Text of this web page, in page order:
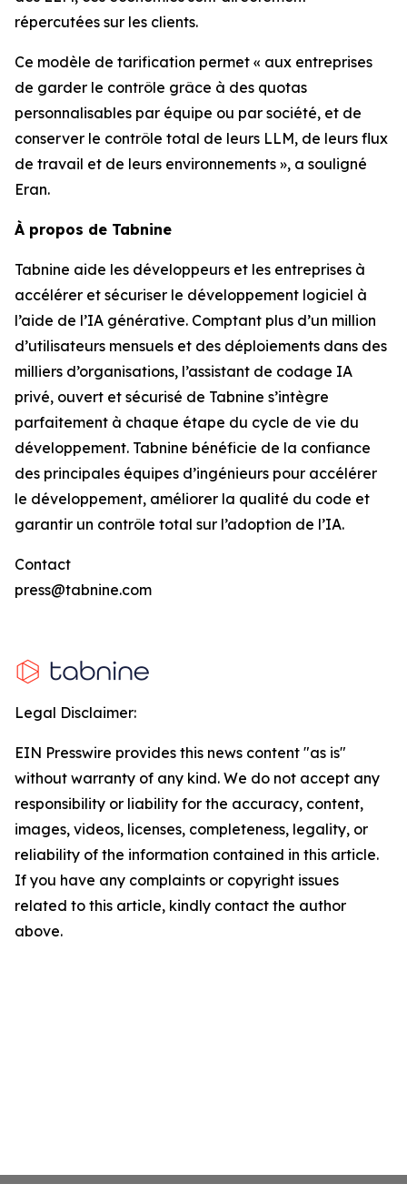
répercutées sur les clients.
Ce modèle de tarification permet « aux entreprises
de garder le contrôle grâce à des quotas
personnalisables par équipe ou par société, et de
conserver le contrôle total de leurs LLM, de leurs flux
de travail et de leurs environnements », a souligné
Eran.
À propos de Tabnine
Tabnine aide les développeurs et les entreprises à
accélérer et sécuriser le développement logiciel à
l’aide de l’IA générative. Comptant plus d’un million
d’utilisateurs mensuels et des déploiements dans des
milliers d’organisations, l’assistant de codage IA
privé, ouvert et sécurisé de Tabnine s’intègre
parfaitement à chaque étape du cycle de vie du
développement. Tabnine bénéficie de la confiance
des principales équipes d’ingénieurs pour accélérer
le développement, améliorer la qualité du code et
garantir un contrôle total sur l’adoption de l’IA.
Contact
press@tabnine.com
Legal Disclaimer:
EIN Presswire provides this news content "as is"
without warranty of any kind. We do not accept any
responsibility or liability for the accuracy, content,
images, videos, licenses, completeness, legality, or
reliability of the information contained in this article.
If you have any complaints or copyright issues
related to this article, kindly contact the author
above.